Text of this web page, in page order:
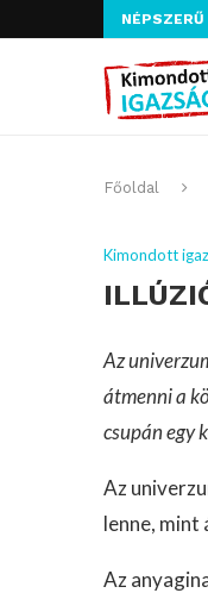
NÉPSZERŰ
Főoldal
Kimondott
Az
átmenni a
csupán egy
Az
lenne, mint
Az